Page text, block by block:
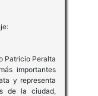
Patricio Peralta
importantes
y representa
de la ciudad,